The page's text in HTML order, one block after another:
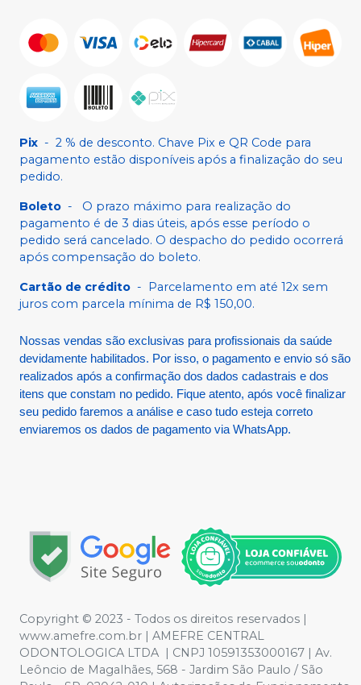
Pix - 2 % de desconto. Chave Pix e QR Code para
pagamento estão disponíveis após a finalização do seu
pedido.
Boleto -
O prazo máximo para realização do
pagamento é de 3 dias úteis, após esse período o
pedido será cancelado. O despacho do pedido ocorrerá
após compensação do boleto.
Cartão de crédito -
Parcelamento em até 12x sem
juros com parcela mínima de R$ 150,00.
Nossas vendas são exclusivas para profissionais da saúde
devidamente habilitados. Por isso, o pagamento e envio só são
realizados após a confirmação dos dados cadastrais e dos
itens que constam no pedido. Fique atento, após você finalizar
seu pedido faremos a análise e caso tudo esteja correto
enviaremos os dados de pagamento via WhatsApp.
Copyright © 2023 - Todos os direitos reservados |
www.amefre.com.br | AMEFRE CENTRAL
ODONTOLOGICA LTDA | CNPJ 10591353000167 | Av.
Leôncio de Magalhães, 568 - Jardim São Paulo / São